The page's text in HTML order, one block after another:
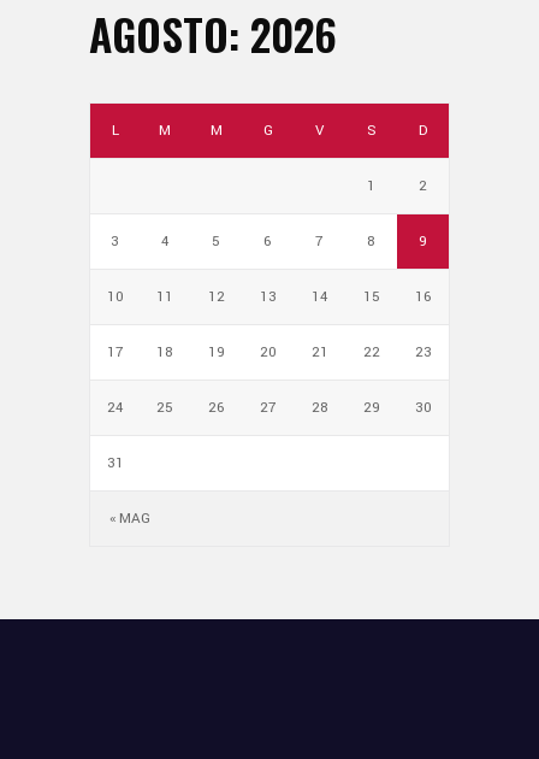
AGOSTO: 2026
L M M G V S D
« MAG
1 2
3 4 5 6 7 8 9
10 11 12 13 14 15 16
17 18 19 20 21 22 23
24 25 26 27 28 29 30
31